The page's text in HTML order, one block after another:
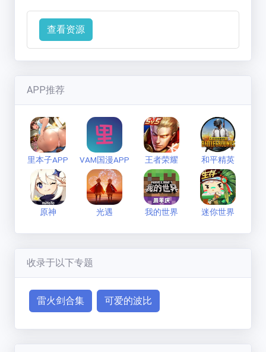
ikuni
联系方式
查看资源
APP推荐
里本子APP VAM国漫APP 王者荣耀 和平精英
原神 光遇 我的世界 迷你世界
收录于以下专题
雷火剑合集 可爱的波比